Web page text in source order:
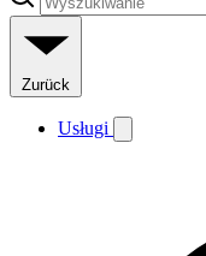
Zurück
Usługi